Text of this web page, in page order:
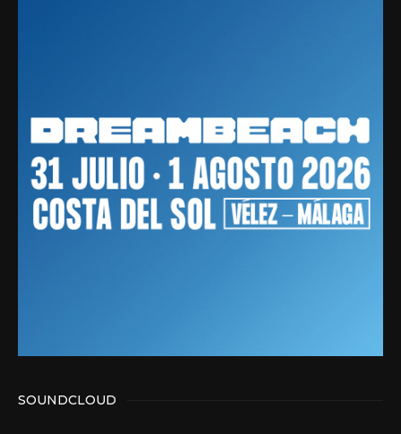
SOUNDCLOUD